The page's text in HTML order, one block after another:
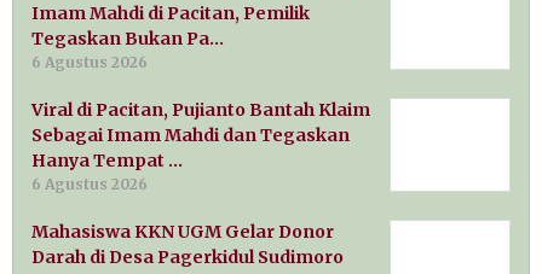
Imam Mahdi di Pacitan, Pemilik
Tegaskan Bukan Pa…
6 Agustus 2026
Viral di Pacitan, Pujianto Bantah Klaim
Sebagai Imam Mahdi dan Tegaskan
Hanya Tempat …
6 Agustus 2026
Mahasiswa KKN UGM Gelar Donor
Darah di Desa Pagerkidul Sudimoro